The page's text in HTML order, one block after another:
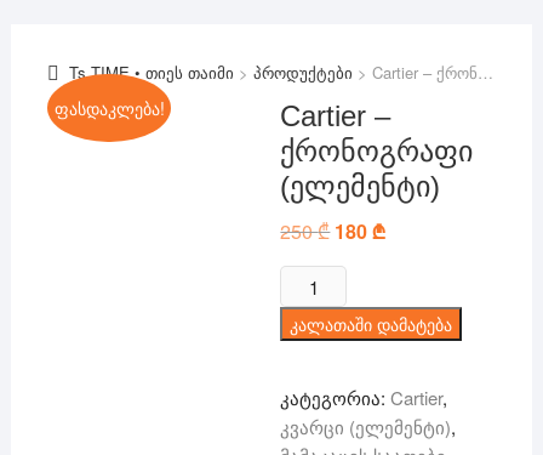
Ts.TIME • თიეს თაიმი > პროდუქტები > Cartier – ქრონოგრაფი (ელემენტი)
ფასდაკლება!
Cartier –
ქრონოგრაფი
(ელემენტი)
250₾ Original
was:
180₾Current
რაოდენობა:
Cartier
-
(ელემენტი)
კალათაში დამატება
კატეგორია:Cartier,
კვარცი (ელემენტი),